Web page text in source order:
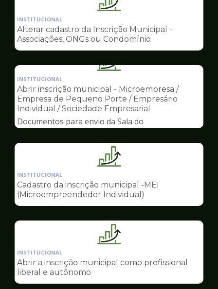
Ilustração
pagina
de
Sala
Empreendedor
INSTITUCIONAL
Alterar cadastro da Inscrição Municipal -
Associações, ONGs ou Condomínio
Ilustração
pagina
de
Sala
do
Empreendedor
INSTITUCIONAL
Abrir inscrição municipal - Microempresa /
Empresa de Pequeno Porte / Empresário
Individual / Sociedade Empresarial
Documentos para envio da Sala do
Ilustração
pagina
de
Sala
Empreendedor
INSTITUCIONAL
Cadastro da inscrição municipal -MEI
(Microempreendedor Individual)
Ilustração
pagina
Sala
INSTITUCIONAL
Abrir a inscrição municipal como profissional
liberal e autônomo